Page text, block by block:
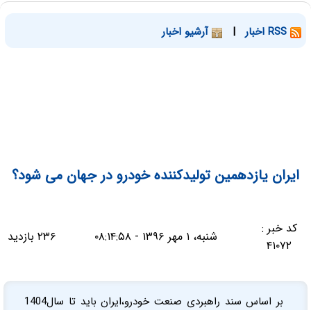
| آرشیو اخبار
ایران یازدهمین تولیدکننده خودرو در جهان می شود؟
کد خبر :
۴۱۰۷۲
شنبه، ۱ مهر ۱۳۹۶ - ۰۸:۱۴:۵۸ ۲۳۶ بازدید
بر اساس سند راهبردی صنعت خودرو،ایران باید تا سال1404